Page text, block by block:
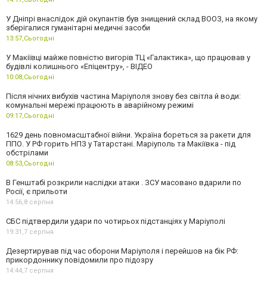
У Дніпрі внаслідок дій окупантів був знищений склад ВООЗ, на якому
зберігалися гуманітарні медичні засоби
13:57, Сьогодні
У Макіївці майже повністю вигорів ТЦ «Галактика», що працював у
будівлі колишнього «Епіцентру», - ВІДЕО
10:08, Сьогодні
Після нічних вибухів частина Маріуполя знову без світла й води:
комунальні мережі працюють в аварійному режимі
09:17, Сьогодні
1629 день повномасштабної війни. Україна бореться за ракети для
ППО. У РФ горить НПЗ у Татарстані. Маріуполь та Макіївка - під
обстрілами
08:53, Сьогодні
В Генштабі розкрили наслідки атаки . ЗСУ масовано вдарили по
Росії, є прильоти
14:56, 8 серпня
СБС підтвердили удари по чотирьох підстанціях у Маріуполі
19:31, 7 серпня
Дезертирував під час оборони Маріуполя і перейшов на бік РФ:
прикордоннику повідомили про підозру
14:44, 7 серпня